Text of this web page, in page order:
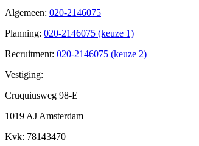
Algemeen: 020-2146075
Planning: 020-2146075 (keuze 1)
Recruitment: 020-2146075 (keuze 2)
Vestiging:
Cruquiusweg 98-E
1019 AJ Amsterdam
Kvk: 78143470